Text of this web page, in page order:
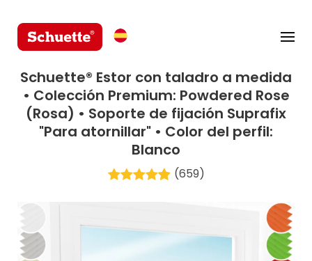
Schuette® Estor con taladro a medida
• Colección Premium: Powdered Rose
(Rosa) • Soporte de fijación Suprafix
"Para atornillar" • Color del perfil:
Blanco
(659)